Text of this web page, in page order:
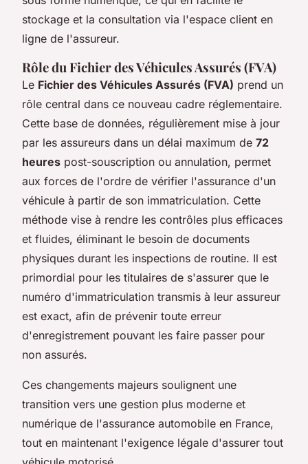
stockage et la consultation via l'espace client en
ligne de l'assureur.
Rôle du Fichier des Véhicules Assurés (FVA)
Le Fichier des Véhicules Assurés (FVA) prend un
rôle central dans ce nouveau cadre réglementaire.
Cette base de données, régulièrement mise à jour
par les assureurs dans un délai maximum de 72
heures post-souscription ou annulation, permet
aux forces de l'ordre de vérifier l'assurance d'un
véhicule à partir de son immatriculation. Cette
méthode vise à rendre les contrôles plus efficaces
et fluides, éliminant le besoin de documents
physiques durant les inspections de routine. Il est
primordial pour les titulaires de s'assurer que le
numéro d'immatriculation transmis à leur assureur
est exact, afin de prévenir toute erreur
d'enregistrement pouvant les faire passer pour
non assurés.
Ces changements majeurs soulignent une
transition vers une gestion plus moderne et
numérique de l'assurance automobile en France,
tout en maintenant l'exigence légale d'assurer tout